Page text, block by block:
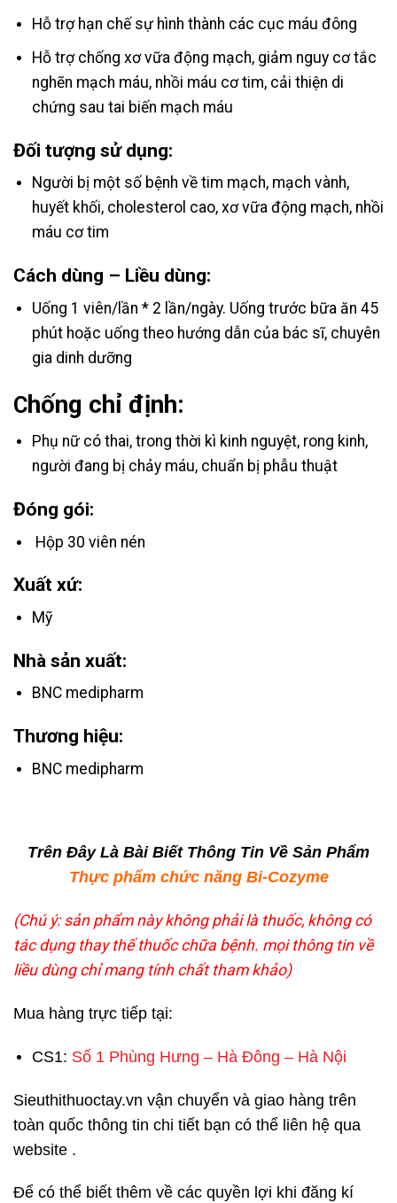
Hỗ trợ hạn chế sự hình thành các cục máu đông
Hỗ trợ chống xơ vữa động mạch, giảm nguy cơ tắc
nghẽn mạch máu, nhồi máu cơ tim, cải thiện di
chứng sau tai biến mạch máu
Đối tượng sử dụng:
Người bị một số bệnh về tim mạch, mạch vành,
huyết khối, cholesterol cao, xơ vữa động mạch, nhồi
máu cơ tim
Cách dùng – Liều dùng:
Uống 1 viên/lần * 2 lần/ngày. Uống trước bữa ăn 45
phút hoặc uống theo hướng dẫn của bác sĩ, chuyên
gia dinh dưỡng
Chống chỉ định:
Phụ nữ có thai, trong thời kì kinh nguyệt, rong kinh,
người đang bị chảy máu, chuẩn bị phẫu thuật
Đóng gói:
Hộp 30 viên nén
Xuất xứ:
Mỹ
Nhà sản xuất:
BNC medipharm
Thương hiệu:
BNC medipharm
Trên Đây Là Bài Biết Thông Tin Về Sản Phẩm
Thực phẩm chức năng Bi-Cozyme
(Chú ý: sản phẩm này không phải là thuốc, không có
tác dụng thay thế thuốc chữa bệnh. mọi thông tin về
liều dùng chỉ mang tính chất tham khảo)
Mua hàng trực tiếp tại:
CS1: Số 1 Phùng Hưng – Hà Đông – Hà Nội
Sieuthithuoctay.vn vận chuyển và giao hàng trên
toàn quốc thông tin chi tiết bạn có thể liên hệ qua
website .
Để có thể biết thêm về các quyền lợi khi đăng kí